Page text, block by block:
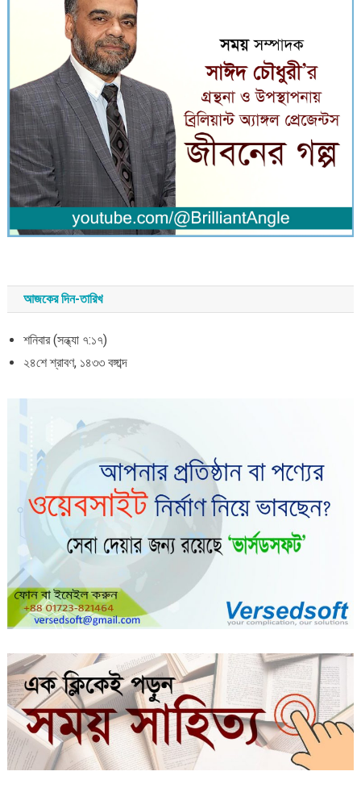
আজকের দিন-তারিখ
শনিবার (সন্ধ্যা ৭:১৭)
২৪শে শ্রাবণ, ১৪৩৩ বঙ্গাব্দ